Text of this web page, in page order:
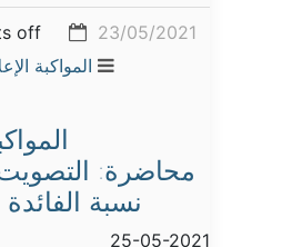
23/05/2021
off
المواكبة
محاضرة: التصويت
نسبة
25-05-2021